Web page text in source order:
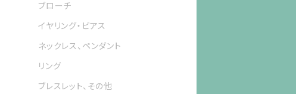
ブローチ
イヤリング・ピアス
ネックレス、ペンダント
リング
ブレスレット、その他